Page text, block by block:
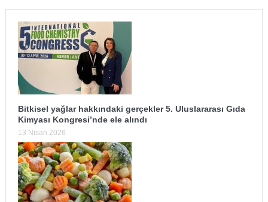
Bitkisel yağlar hakkındaki gerçekler 5. Uluslararası Gıda
Kimyası Kongresi’nde ele alındı
13 Nisan 2026